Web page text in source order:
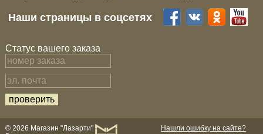
Наши страницы в соцсетях
Статус вашего заказа
Нашли ошибку на сайте?
© 2026 Магазин "Лазарти"